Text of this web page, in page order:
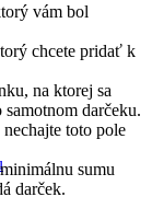
vám bol
chcete pridať k
na ktorej sa
darčeku.
toto pole
sumu
darček.